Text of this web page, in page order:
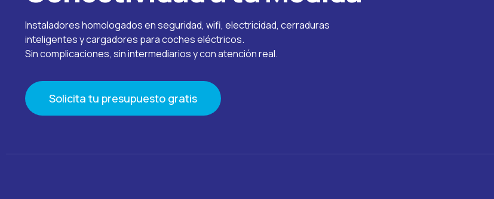
Instaladores homologados en seguridad, wifi, electricidad, cerraduras
inteligentes y cargadores para coches eléctricos.
Sin complicaciones, sin intermediarios y con atención real.
Solicita tu presupuesto gratis